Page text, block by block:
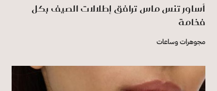
أساور تنس ماس ترافق إطلالات الصيف بكل
فخامة
مجوهرات وساعات